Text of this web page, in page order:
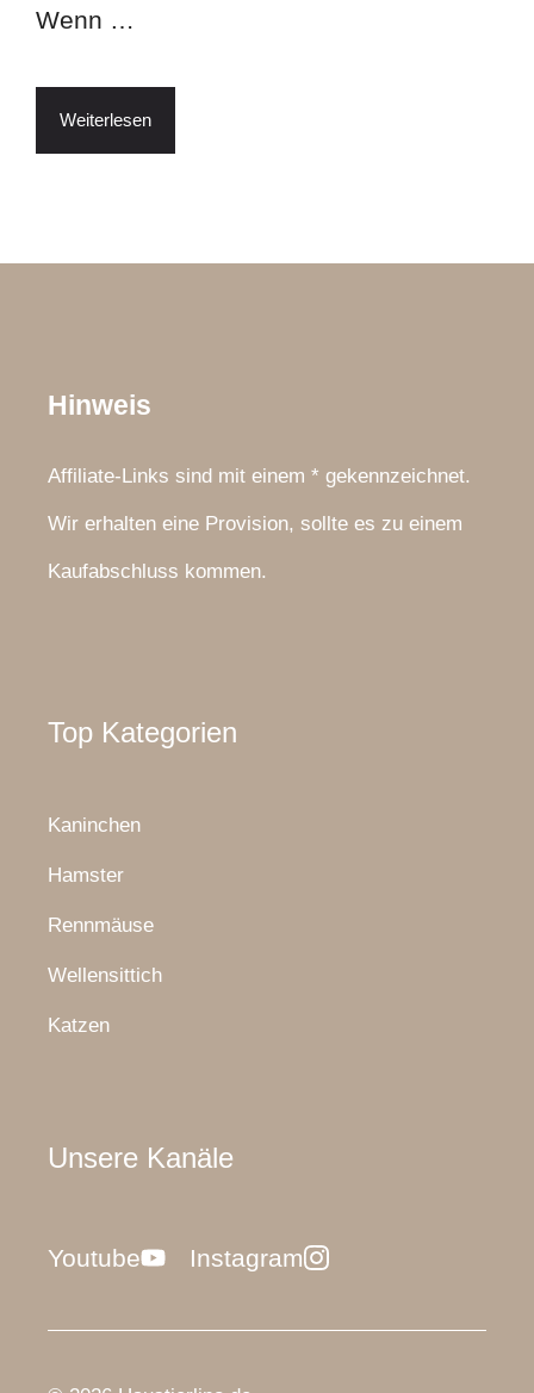
Wenn …
Weiterlesen
Hinweis
Affiliate-Links sind mit einem * gekennzeichnet.
Wir erhalten eine Provision, sollte es zu einem
Kaufabschluss kommen.
Top Kategorien
Kaninchen
Hamster
Rennmäuse
Wellensittich
Katzen
Unsere Kanäle
Youtube Instagram